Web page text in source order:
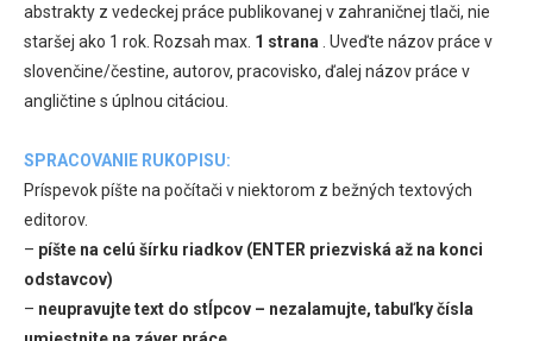
abstrakty z vedeckej práce publikovanej v zahraničnej tlači, nie
staršej ako 1 rok. Rozsah max. 1 strana . Uveďte názov práce v
slovenčine/čestine, autorov, pracovisko, ďalej názov práce v
angličtine s úplnou citáciou.
SPRACOVANIE RUKOPISU:
Príspevok píšte na počítači v niektorom z bežných textových
editorov.
– píšte na celú šírku riadkov (ENTER priezviská až na konci
odstavcov)
– neupravujte text do stĺpcov – nezalamujte, tabuľky čísla